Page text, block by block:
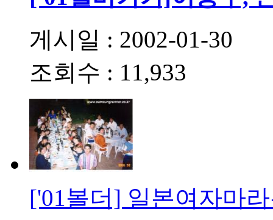
게시일 : 2002-01-30
조회수 : 11,933
['01볼더] 일본여자마